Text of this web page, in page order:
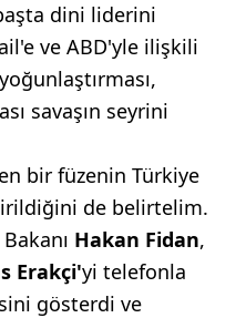
dini liderini
ve ABD'yle ilişkili
savaşın seyrini
bir füzenin Türkiye
de belirtelim.
Hakan Fidan,
Erakçi'yi telefonla
gösterdi ve